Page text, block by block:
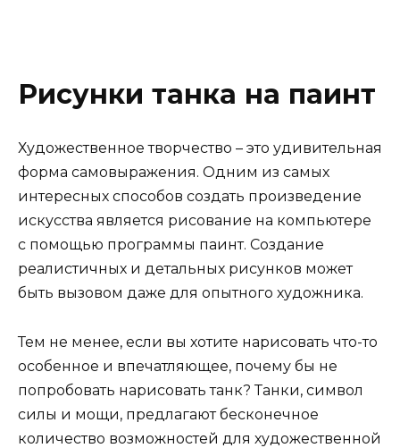
Рисунки танка на паинт
Художественное творчество – это удивительная
форма самовыражения. Одним из самых
интересных способов создать произведение
искусства является рисование на компьютере
с помощью программы паинт. Создание
реалистичных и детальных рисунков может
быть вызовом даже для опытного художника.
Тем не менее, если вы хотите нарисовать что-то
особенное и впечатляющее, почему бы не
попробовать нарисовать танк? Танки, символ
силы и мощи, предлагают бесконечное
количество возможностей для художественной